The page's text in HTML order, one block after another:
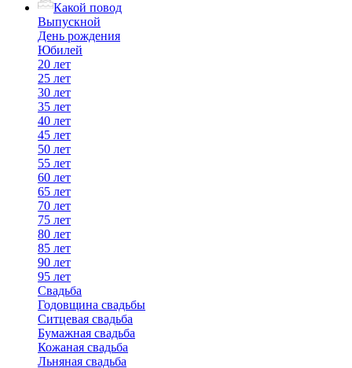
Какой повод
Выпускной
День рождения
Юбилей
20 лет
25 лет
30 лет
35 лет
40 лет
45 лет
50 лет
55 лет
60 лет
65 лет
70 лет
75 лет
80 лет
85 лет
90 лет
95 лет
Свадьба
Годовщина свадьбы
Ситцевая свадьба
Бумажная свадьба
Кожаная свадьба
Льняная свадьба